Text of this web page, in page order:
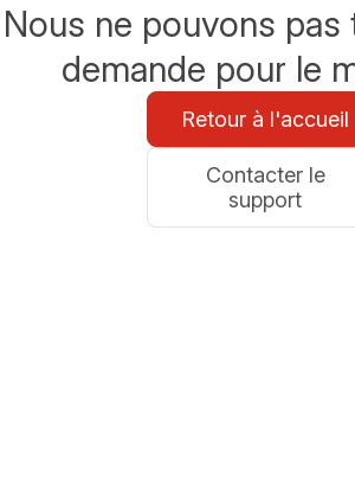
Nous ne pouvons pas
demande pour le
Retour à l'accueil
Contacter le
support